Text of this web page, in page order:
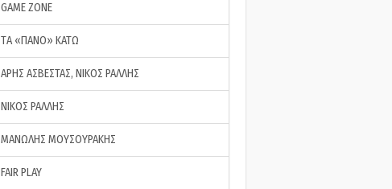
GAME ZONE
ΤA «ΠΑΝΟ» ΚΑΤΩ
ΑΡΗΣ ΑΣΒΕΣΤΑΣ, ΝΙΚΟΣ ΡΑΛΛΗΣ
ΝΙΚΟΣ ΡΑΛΛΗΣ
ΜΑΝΩΛΗΣ ΜΟΥΣΟΥΡΑΚΗΣ
FAIR PLAY